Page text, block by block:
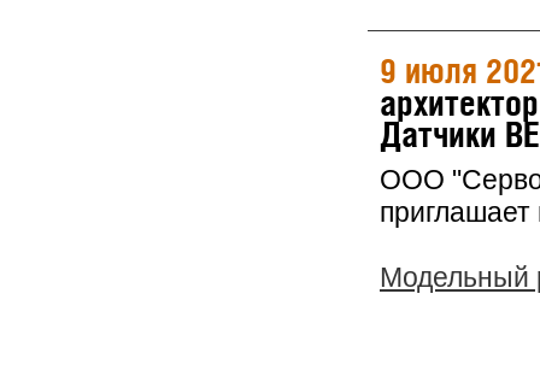
9 июля
Датчики
ООО
Модельный